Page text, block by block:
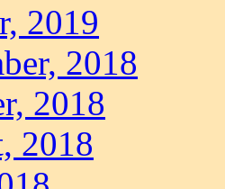
2019
2018
2018
2018